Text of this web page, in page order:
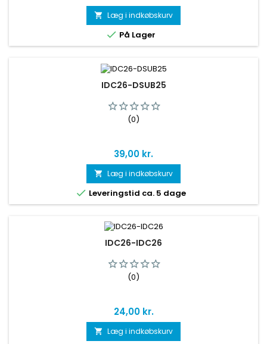
 Læg i indkøbskurv
 På Lager
IDC26-DSUB25
(0)
Pris
39,00 kr.
 Læg i indkøbskurv
 Leveringstid ca. 5 dage
IDC26-IDC26
(0)
Pris
24,00 kr.
 Læg i indkøbskurv